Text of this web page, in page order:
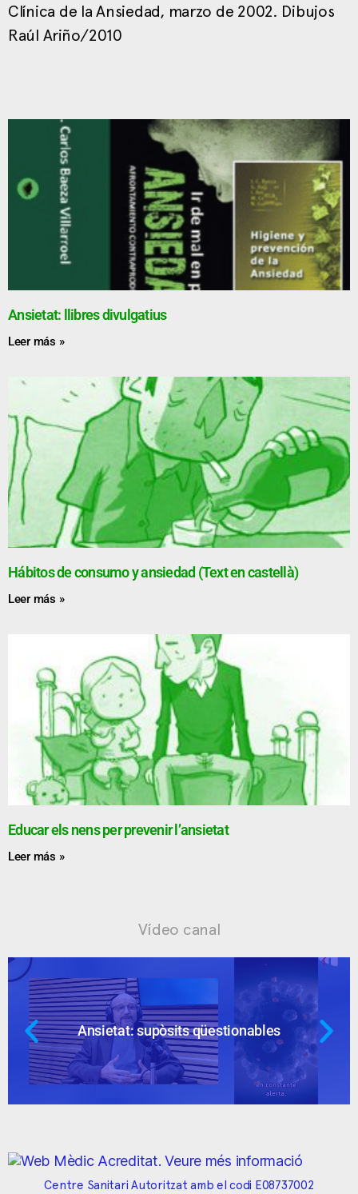
Clínica de la Ansiedad, marzo de 2002. Dibujos
Raúl Ariño/2010
Ansietat: llibres divulgatius
Leer más »
Hábitos de consumo y ansiedad (Text en castellà)
Leer más »
Educar els nens per prevenir l’ansietat
Leer más »
Vídeo canal
Ansietat: supòsits qüestionables
Centre Sanitari Autoritzat amb el codi E08737002